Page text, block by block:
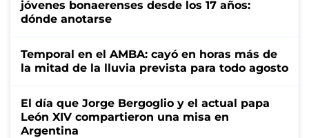
jóvenes bonaerenses desde los 17 años:
dónde anotarse
Temporal en el AMBA: cayó en horas más de
la mitad de la lluvia prevista para todo agosto
El día que Jorge Bergoglio y el actual papa
León XIV compartieron una misa en
Argentina